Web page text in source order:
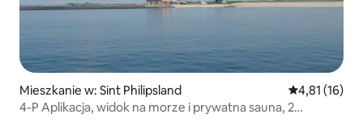
Mieszkanie w: Sint Philipsland Średnia
4,81 (16)
4-P Aplikacja, widok na morze i prywatna sauna, 2